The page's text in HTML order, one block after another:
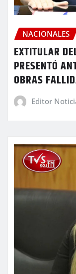
NACIONALES
EXTITULAR
PRESENTÓ
OBRAS
Editor